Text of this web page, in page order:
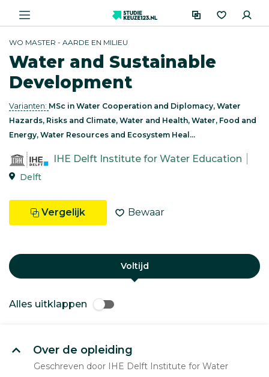
WO MASTER - AARDE EN MILIEU
Water and Sustainable
Development
Varianten: MSc in Water Cooperation and Diplomacy, Water
Hazards, Risks and Climate, Water and Health, Water, Food and
Energy, Water Resources and Ecosystem Heal...
IHE Delft Institute for Water Education
Delft
Vergelijk Bewaar
Voltijd
Alles uitklappen
Over de opleiding
Geschreven door IHE Delft Institute for Water